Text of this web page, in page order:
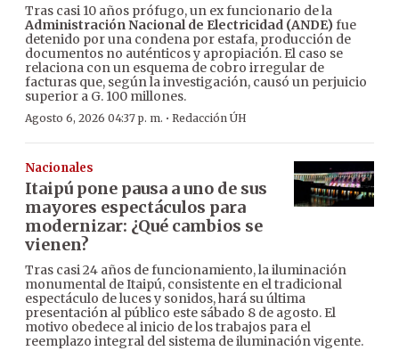
Tras casi 10 años prófugo, un ex funcionario de la
Administración Nacional de Electricidad (ANDE)fue
detenido por una condena por estafa, producción de
documentos no auténticos y apropiación. El caso se
relaciona con un esquema de cobro irregular de
facturas que, según la investigación, causó un perjuicio
superior a G. 100 millones.
Agosto 6, 2026 04:37 p. m. · Redacción ÚH
Nacionales
Itaipú pone pausa a uno de sus
mayores espectáculos para
modernizar: ¿Qué cambios se
vienen?
Tras casi 24 años de funcionamiento, la iluminación
monumental de Itaipú, consistente en el tradicional
espectáculo de luces y sonidos, hará su última
presentación al público este sábado 8 de agosto. El
motivo obedece al inicio de los trabajos para el
reemplazo integral del sistema de iluminación vigente.